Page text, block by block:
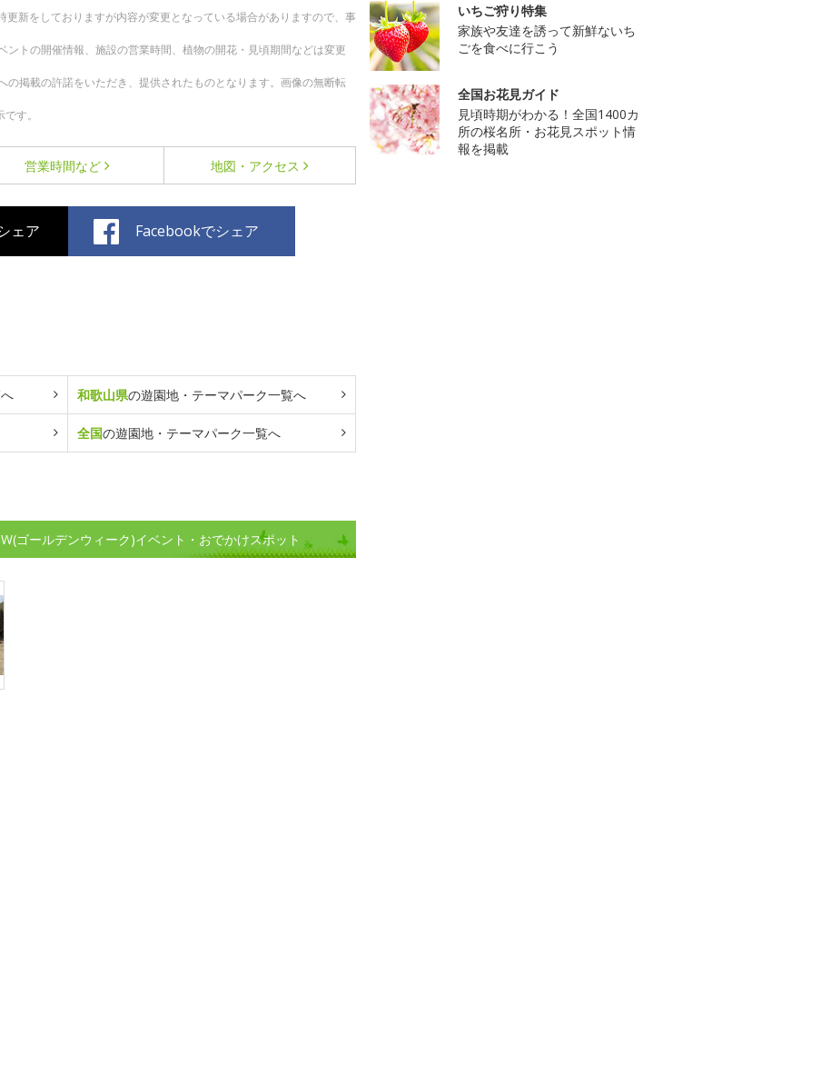
新をしておりますが内容が変更となっている場合がありますので、事
トの開催情報、施設の営業時間、植物の開花・見頃期間などは変更
掲載の許諾をいただき、提供されたものとなります。画像の無断転
す。
営業時間など 地図・アクセス
ェア Facebookでシェア
和歌山県の遊園地・テーマパーク一覧へ
全国の遊園地・テーマパーク一覧へ
ゴールデンウィーク)イベント・おでかけスポット
いちご狩り特集
家族や友達を誘って新鮮ないち
ごを食べに行こう
全国お花見ガイド
見頃時期がわかる！全国1400カ
所の桜名所・お花見スポット情
報を掲載